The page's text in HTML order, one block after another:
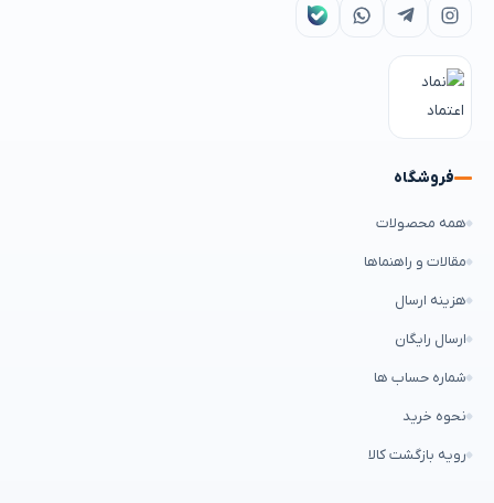
فروشگاه
همه محصولات
مقالات و راهنماها
هزینه ارسال
ارسال رایگان
شماره حساب ها
نحوه خرید
رویه بازگشت کالا